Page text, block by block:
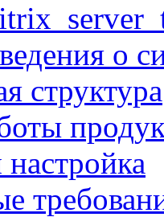
о
структура